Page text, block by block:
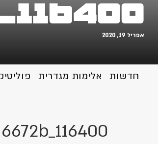
116400_6672b
אפריל 19, 2020
חדשות אלימות מגדרית
116400_6672b